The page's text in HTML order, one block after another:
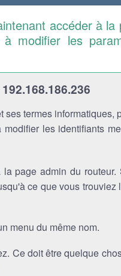
accéder à la
modifier les
termes informatiques,
les identifiants
page admin du
ce que vous trouviez
menu du même nom.
Ce doit être quelque